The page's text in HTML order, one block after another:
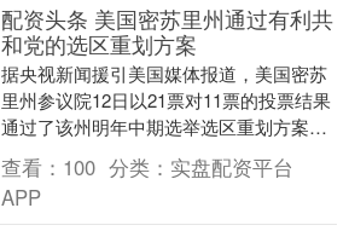
配资头条 美国密苏里州通过有利共
和党的选区重划方案
据央视新闻援引美国媒体报道，美国密苏
里州参议院12日以21票对11票的投票结果
通过了该州明年中期选举选区重划方案。
报道说，这一方案或有助于共和党候选人
在该州中期....
查看： 100 分类： 实盘配资平台
APP